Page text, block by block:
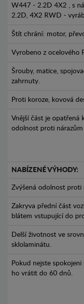
W447 - 2.2D 4X2 , s
2.2D, 4X2 RWD -
Štít chrání: motor,
Vyrobeno z ocelového
Šrouby, matice,
zahrnuty.
Proti koroze, kovová
Vnější část je opatřená
odolnost proti nárazům
NABÍZENÉ VÝHODY:
Zvýšená odolnost proti
Zakryva přední část
blátem vstupující do
Delší životnost ve
sklolaminátu.
Pokud nejste
ho vrátit do 60 dnů.